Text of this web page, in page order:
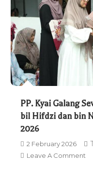
PP. Kyai Galang
bil Hifdzi dan bin
2026
2 February 2026
Leave A Comment